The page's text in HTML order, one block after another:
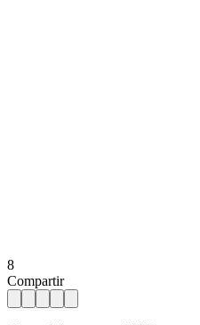
8
Compartir